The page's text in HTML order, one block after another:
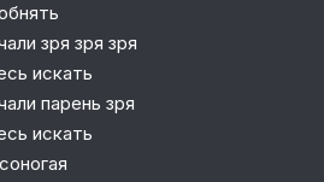
зря зря зря
искать
парень зря
искать